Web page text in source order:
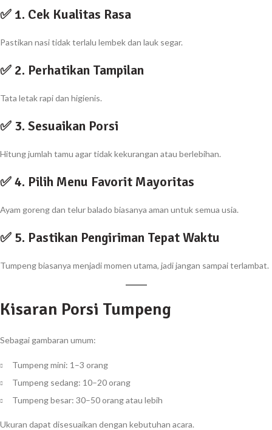
✅ 1. Cek Kualitas Rasa
Pastikan nasi tidak terlalu lembek dan lauk segar.
✅ 2. Perhatikan Tampilan
Tata letak rapi dan higienis.
✅ 3. Sesuaikan Porsi
Hitung jumlah tamu agar tidak kekurangan atau berlebihan.
✅ 4. Pilih Menu Favorit Mayoritas
Ayam goreng dan telur balado biasanya aman untuk semua usia.
✅ 5. Pastikan Pengiriman Tepat Waktu
Tumpeng biasanya menjadi momen utama, jadi jangan sampai terlambat.
Kisaran Porsi Tumpeng
Sebagai gambaran umum:
Tumpeng mini: 1–3 orang
Tumpeng sedang: 10–20 orang
Tumpeng besar: 30–50 orang atau lebih
Ukuran dapat disesuaikan dengan kebutuhan acara.